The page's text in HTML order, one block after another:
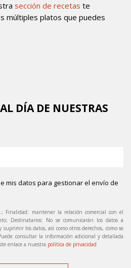
sección de recetas te
múltiples platos que puedes
DÍA DE NUESTRAS
mis datos para gestionar el envío de
Finalidad: mantener la relación comercial con el
Destinatarios: No se comunicarán los datos a
suprimir los datos, así como otros derechos, como se
consultar la información adicional y detallada
enlace a nuestra política de privacidad